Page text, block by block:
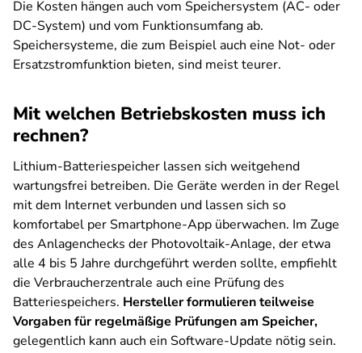
Die Kosten hängen auch vom Speichersystem (AC- oder
DC-System) und vom Funktionsumfang ab.
Speichersysteme, die zum Beispiel auch eine Not- oder
Ersatzstromfunktion bieten, sind meist teurer.
Mit welchen Betriebskosten muss ich
rechnen?
Lithium-Batteriespeicher lassen sich weitgehend
wartungsfrei betreiben. Die Geräte werden in der Regel
mit dem Internet verbunden und lassen sich so
komfortabel per Smartphone-App überwachen. Im Zuge
des Anlagenchecks der Photovoltaik-Anlage, der etwa
alle 4 bis 5 Jahre durchgeführt werden sollte, empfiehlt
die Verbraucherzentrale auch eine Prüfung des
Batteriespeichers. Hersteller formulieren teilweise
Vorgaben für regelmäßige Prüfungen am Speicher,
gelegentlich kann auch ein Software-Update nötig sein.